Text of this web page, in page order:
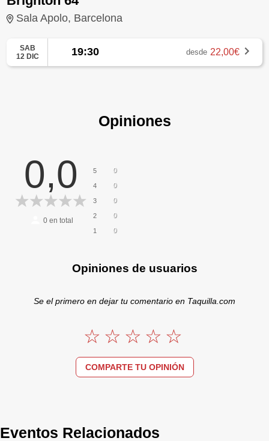
Sala Apolo, Barcelona
SAB
12 DIC
19:30 desde 22,00€
Opiniones
0,0
0en total
5 0
4 0
3 0
2 0
1 0
Opiniones de usuarios
Se el primero en dejar tu comentario en Taquilla.com
COMPARTE TU OPINIÓN
Eventos Relacionados